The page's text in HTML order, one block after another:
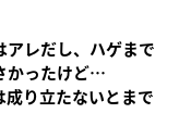
アレだし、ハゲまで
かったけど…
成り立たないとまで